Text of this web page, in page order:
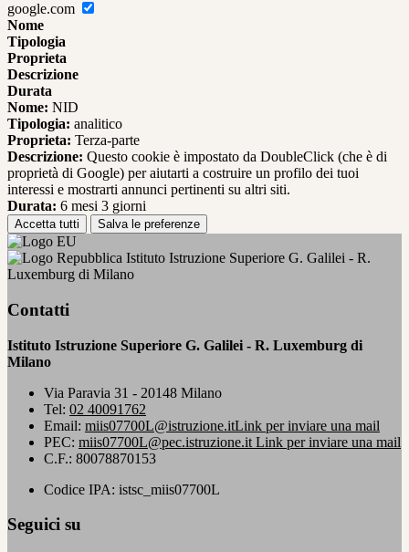
google.com
Nome
Tipologia
Proprieta
Descrizione
Durata
Nome: NID
Tipologia: analitico
Proprieta: Terza-parte
Descrizione: Questo cookie è impostato da DoubleClick (che è di
proprietà di Google) per aiutarti a costruire un profilo dei tuoi
interessi e mostrarti annunci pertinenti su altri siti.
Durata: 6 mesi 3 giorni
Accetta tutti Salva le preferenze
Istituto Istruzione Superiore G. Galilei - R.
Luxemburg di Milano
Contatti
Istituto Istruzione Superiore G. Galilei - R. Luxemburg di
Milano
Via Paravia 31 - 20148 Milano
Tel: 02 40091762
Email: miis07700L@istruzione.itLink per inviare una mail
PEC: miis07700L@pec.istruzione.it Link per inviare una mail
C.F.: 80078870153
Codice IPA: istsc_miis07700L
Seguici su